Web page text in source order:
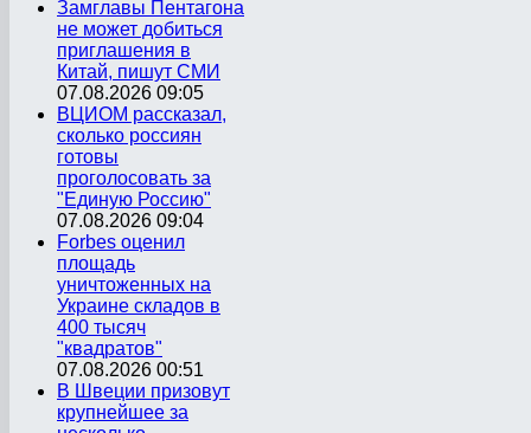
Замглавы Пентагона
не может добиться
приглашения в
Китай, пишут СМИ
07.08.2026 09:05
ВЦИОМ рассказал,
сколько россиян
готовы
проголосовать за
"Единую Россию"
07.08.2026 09:04
Forbes оценил
площадь
уничтоженных на
Украине складов в
400 тысяч
"квадратов"
07.08.2026 00:51
В Швеции призовут
крупнейшее за